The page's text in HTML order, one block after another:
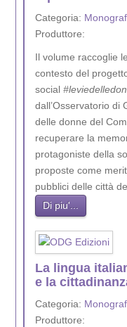
Categoria:
Produttore:
Il volume raccoglie
contesto del
social
dall’Osservatorio di
delle donne del
recuperare la
protagoniste della
proposte come
pubblici delle città
Di piu'...
La lingua
e la
Categoria:
Produttore: